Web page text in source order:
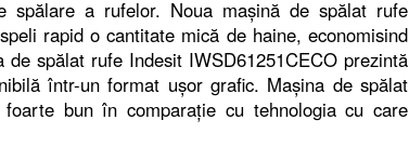
a rufelor. Noua maşină de spălat rufe
rapid o cantitate mică de haine, economisind
spălat rufe Indesit IWSD61251CECO prezintă
într-un format uşor grafic. Maşina de spălat
bun în comparaţie cu tehnologia cu care